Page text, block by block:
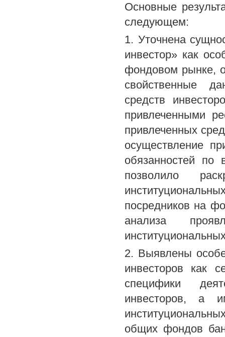
Основные
следующем:
1. Уточнена
инвестор» как
фондовом рынке,
свойственные
средств
привлеченными
привлеченных
осуществление
обязанностей по
позволило
посредников на
анализа
2. Выявлены
инвесторов как
специфики
инвесторов, а
общих фондов